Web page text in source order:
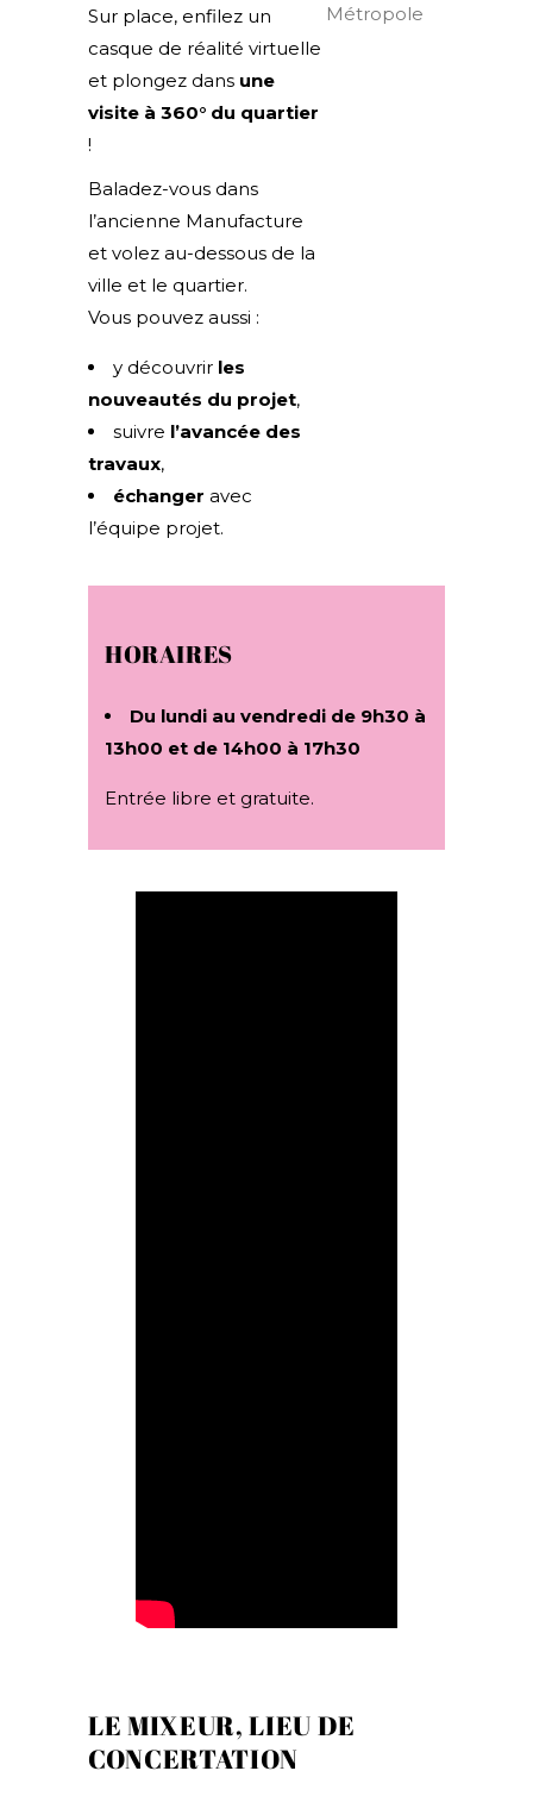
Sur place, enfilez un
casque de réalité virtuelle
et plongez dans une
visite à 360° du quartier
!
Baladez-vous dans
l’ancienne Manufacture
et volez au-dessous de la
ville et le quartier.
Vous pouvez aussi :
y découvrir les
nouveautés du projet,
suivre l’avancée des
travaux,
échanger avec
l’équipe projet.
Métropole
HORAIRES
Du lundi au vendredi de 9h30 à
13h00 et de 14h00 à 17h30
Entrée libre et gratuite.
LE MIXEUR, LIEU DE
CONCERTATION